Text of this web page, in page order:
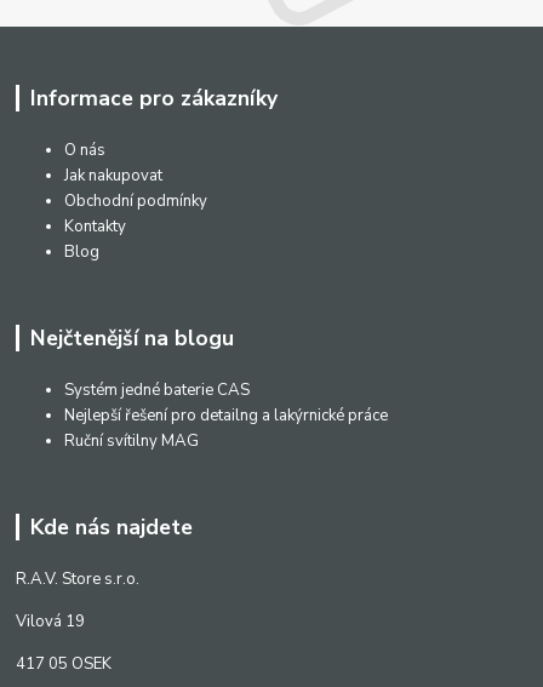
Informace pro zákazníky
O nás
Jak nakupovat
Obchodní podmínky
Kontakty
Blog
Nejčtenější na blogu
Systém jedné baterie CAS
Nejlepší řešení pro detailng a lakýrnické práce
Ruční svítilny MAG
Kde nás najdete
R.A.V. Store s.r.o.
Vilová 19
417 05 OSEK